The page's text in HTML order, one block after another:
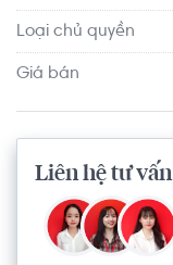
Loại chủ quyền
Giá bán
Liên hệ tư vấn